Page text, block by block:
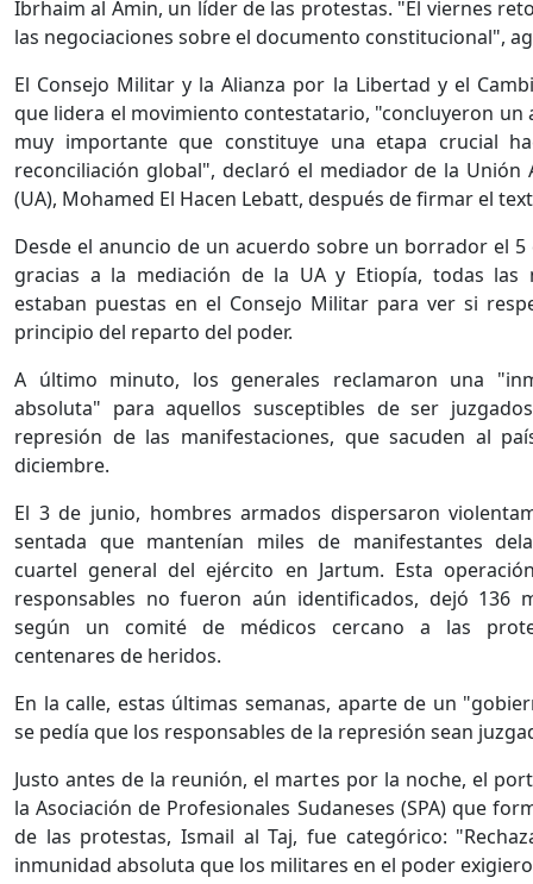
Ibrhaim al Amin, un líder de las protestas. "El viernes
las negociaciones sobre el documento constitucional",
El Consejo Militar y la Alianza por la Libertad y el
que lidera el movimiento contestatario, "concluyeron un
muy importante que constituye una etapa crucial
reconciliación global", declaró el mediador de la Unión
(UA), Mohamed El Hacen Lebatt, después de firmar el
Desde el anuncio de un acuerdo sobre un borrador el 5
gracias a la mediación de la UA y Etiopía, todas las
estaban puestas en el Consejo Militar para ver si
principio del reparto del poder.
A último minuto, los generales reclamaron una
absoluta" para aquellos susceptibles de ser
represión de las manifestaciones, que sacuden al
diciembre.
El 3 de junio, hombres armados dispersaron
sentada que mantenían miles de manifestantes
cuartel general del ejército en Jartum. Esta
responsables no fueron aún identificados, dejó 136
según un comité de médicos cercano a las
centenares de heridos.
En la calle, estas últimas semanas, aparte de un
se pedía que los responsables de la represión sean
Justo antes de la reunión, el martes por la noche, el
la Asociación de Profesionales Sudaneses (SPA) que
de las protestas, Ismail al Taj, fue categórico:
inmunidad absoluta que los militares en el poder